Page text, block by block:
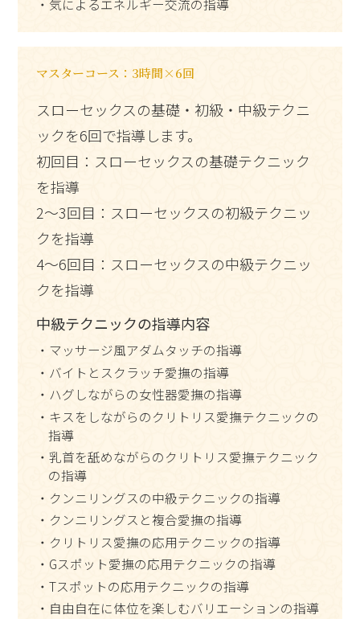
・気によるエネルギー交流の指導
マスターコース：3時間×6回
スローセックスの基礎・初級・中級テクニ
ックを6回で指導します。
初回目：スローセックスの基礎テクニック
を指導
2～3回目：スローセックスの初級テクニッ
クを指導
4～6回目：スローセックスの中級テクニッ
クを指導
中級テクニックの指導内容
・マッサージ風アダムタッチの指導
・バイトとスクラッチ愛撫の指導
・ハグしながらの女性器愛撫の指導
・キスをしながらのクリトリス愛撫テクニックの
指導
・乳首を舐めながらのクリトリス愛撫テクニック
の指導
・クンニリングスの中級テクニックの指導
・クンニリングスと複合愛撫の指導
・クリトリス愛撫の応用テクニックの指導
・Gスポット愛撫の応用テクニックの指導
・Tスポットの応用テクニックの指導
・自由自在に体位を楽しむバリエーションの指導